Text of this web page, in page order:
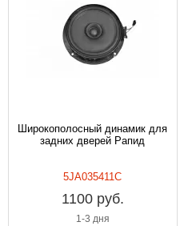
Широкополосный динамик для
задних дверей Рапид
5JA035411C
1100 руб.
1-3 дня